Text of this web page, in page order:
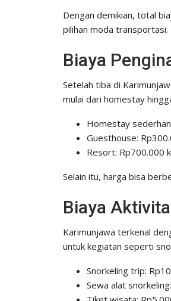
Dengan demikian, total
pilihan moda transportasi.
Biaya
Setelah tiba di
mulai dari homestay
Homestay
Guesthouse:
Resort: Rp700.000
Selain itu, harga bisa
Biaya
Karimunjawa terkenal
untuk kegiatan seperti
Snorkeling trip:
Sewa alat